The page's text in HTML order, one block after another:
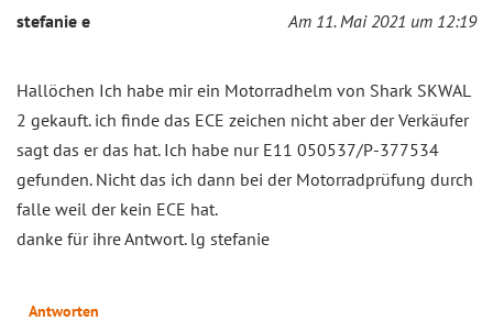
stefanie e Am 11. Mai 2021 um 12:19
Hallöchen Ich habe mir ein Motorradhelm von Shark SKWAL
2 gekauft. ich finde das ECE zeichen nicht aber der Verkäufer
sagt das er das hat. Ich habe nur E11 050537/P-377534
gefunden. Nicht das ich dann bei der Motorradprüfung durch
falle weil der kein ECE hat.
danke für ihre Antwort. lg stefanie
Antworten